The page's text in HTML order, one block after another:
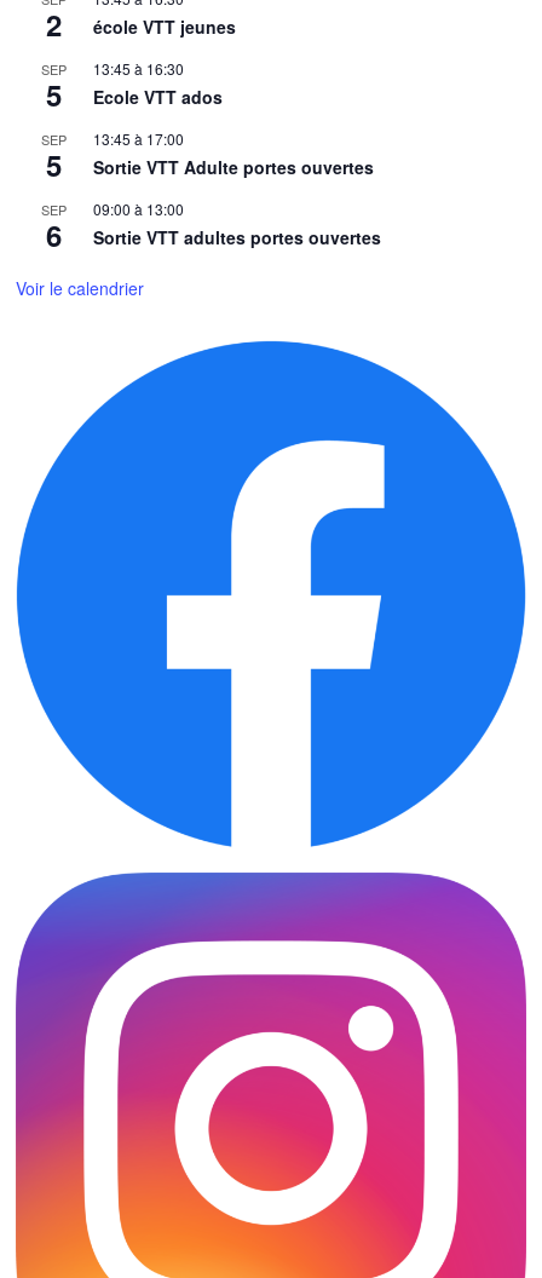
2 école VTT jeunes
SEP
5
13:45 à 16:30
Ecole VTT ados
SEP
5
13:45 à 17:00
Sortie VTT Adulte portes ouvertes
SEP
6
09:00 à 13:00
Sortie VTT adultes portes ouvertes
Voir le calendrier